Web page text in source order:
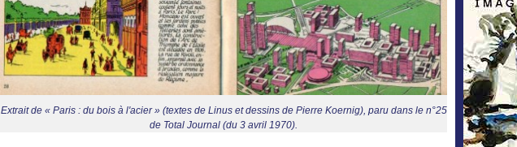
Extrait de « Paris : du bois à l'acier » (textes de Linus et dessins de Pierre Koernig), paru dans le n°25
de Total Journal (du 3 avril 1970).